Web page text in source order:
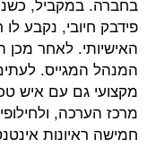
נקבע לו ראיון
לאחר מכן המועמד
לעתים ישנה
עם איש טכני שלנו.
ולחילופין יש
אינטנסיביים.